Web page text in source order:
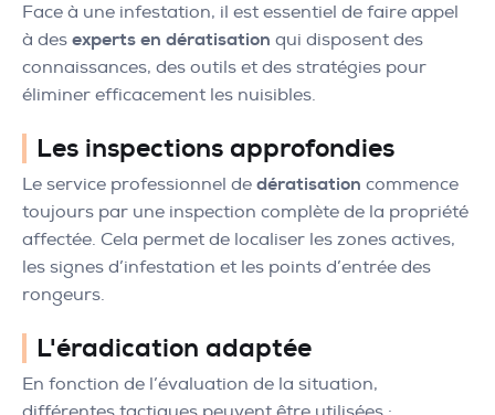
Face à une infestation, il est essentiel de faire appel
à des experts en dératisation qui disposent des
connaissances, des outils et des stratégies pour
éliminer efficacement les nuisibles.
Les inspections approfondies
Le service professionnel de dératisation commence
toujours par une inspection complète de la propriété
affectée. Cela permet de localiser les zones actives,
les signes d’infestation et les points d’entrée des
rongeurs.
L'éradication adaptée
En fonction de l’évaluation de la situation,